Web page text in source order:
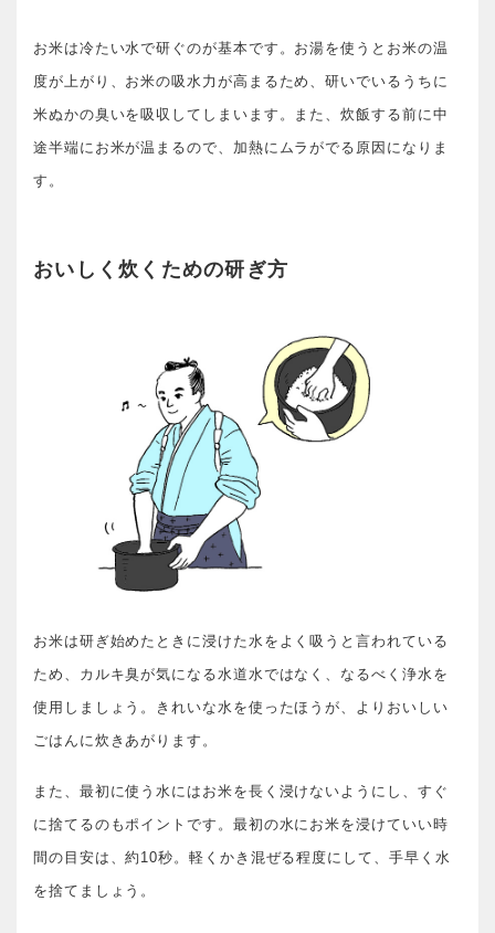
お米は冷たい水で研ぐのが基本です。お湯を使うとお米の温
度が上がり、お米の吸水力が高まるため、研いでいるうちに
米ぬかの臭いを吸収してしまいます。また、炊飯する前に中
途半端にお米が温まるので、加熱にムラがでる原因になりま
す。
おいしく炊くための研ぎ方
お米は研ぎ始めたときに浸けた水をよく吸うと言われている
ため、カルキ臭が気になる水道水ではなく、なるべく浄水を
使用しましょう。きれいな水を使ったほうが、よりおいしい
ごはんに炊きあがります。
また、最初に使う水にはお米を長く浸けないようにし、すぐ
に捨てるのもポイントです。最初の水にお米を浸けていい時
間の目安は、約10秒。軽くかき混ぜる程度にして、手早く水
を捨てましょう。